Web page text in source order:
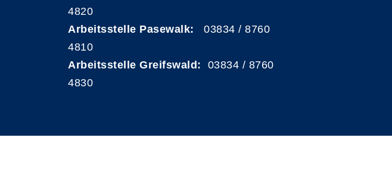
4820
Arbeitsstelle Pasewalk: 03834 / 8760
4810
Arbeitsstelle Greifswald: 03834 / 8760
4830